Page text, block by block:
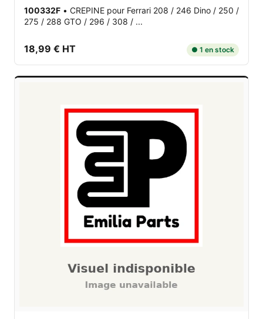
100332F • CREPINE pour Ferrari 208 / 246 Dino / 250 /
275 / 288 GTO / 296 / 308 / ...
18,99 € HT ● 1 en stock